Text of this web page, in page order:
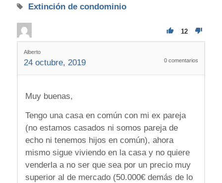
Extinción de condominio
12
Alberto
24 octubre, 2019 0 comentarios
Muy buenas,
Tengo una casa en común con mi ex pareja
(no estamos casados ni somos pareja de
echo ni tenemos hijos en común), ahora
mismo sigue viviendo en la casa y no quiere
venderla a no ser que sea por un precio muy
superior al de mercado (50.000€ demás de lo